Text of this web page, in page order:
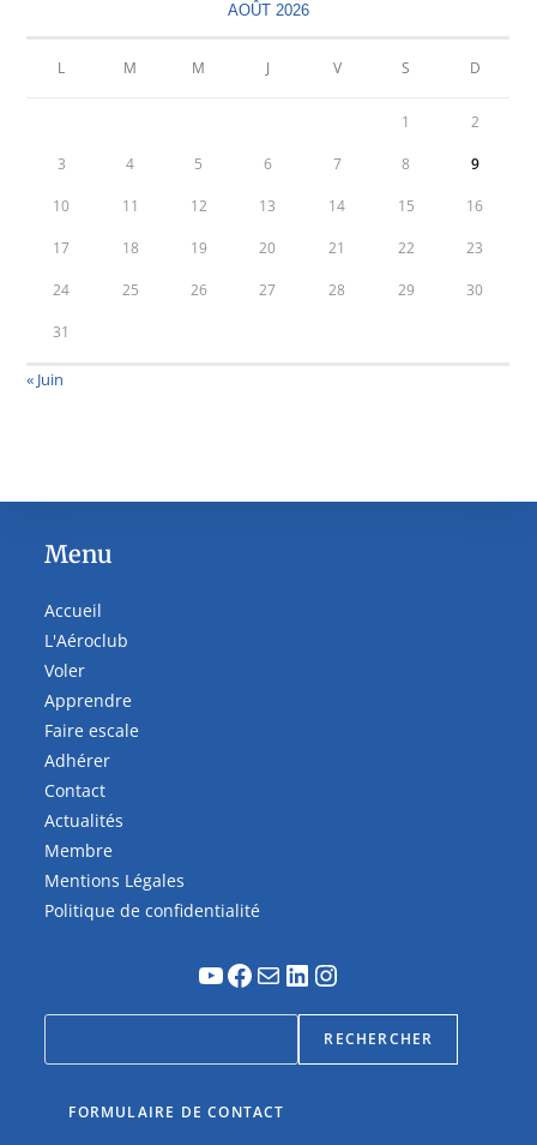
AOÛT 2026
L M M J V S D
1 2
3 4 5 6 7 8 9
10 11 12 13 14 15 16
17 18 19 20 21 22 23
24 25 26 27 28 29 30
31
« Juin
Menu
Accueil
L'Aéroclub
Voler
Apprendre
Faire escale
Adhérer
Contact
Actualités
Membre
Mentions Légales
Politique de confidentialité
RECHERCHER
FORMULAIRE DE CONTACT